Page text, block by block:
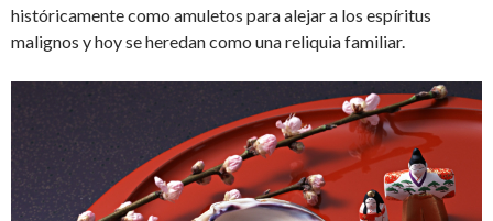
históricamente como amuletos para alejar a los espíritus
malignos y hoy se heredan como una reliquia familiar.